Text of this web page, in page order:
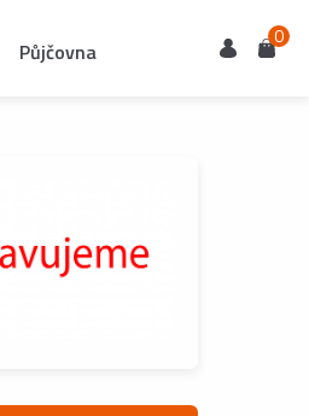
Půjčovna UživatelKošík
0